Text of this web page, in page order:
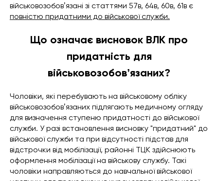
військовозобовʼязані зі статтями 57в, 64в, 60в, 61в є
повністю придатними до військової служби.
Що означає висновок ВЛК про
придатність для
військовозобовʼязаних?
Чоловіки, які перебувають на військовому обліку
військовозобовʼязаних підлягають медичному огляду
для визначення ступеню придатності до військової
служби. У разі встановлення висновку "придатний" до
військової служби та при відсутності підстав для
відстрочки від мобілізації, районні ТЦК здійснюють
оформлення мобілізації на військову службу. Такі
чоловіки направляються до навчальної військової